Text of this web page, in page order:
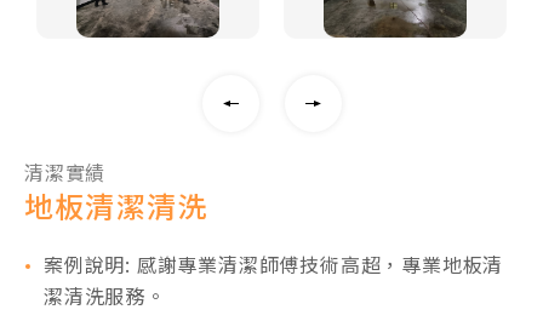
清潔實績
地板清潔清洗
案例說明: 感謝專業清潔師傅技術高超，專業地板清
潔清洗服務。